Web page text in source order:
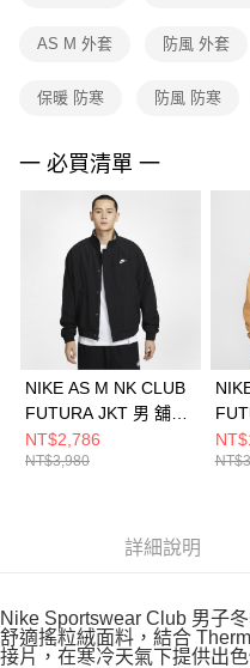
１．透過由恩沛科技股份有限公
權轉讓予恩沛科技股份有限公司。
３．未成年的使用者請事先徵得
「AFTEE先享後付」，若未經同
４．使用「AFTEE先享後付」時
時審查核予不同之上限額度；若
請求用戶進行身份認證。
５．嚴禁一人註冊多個帳號或使
恩沛科技股份有限公司將有權停
AS M 外套 防風 外套
保暖 防寒 防風 防寒
一 必買清單 一
NIKE AS M NK CLUB
FUTURA JKT 男 舖棉
外套 FZ0657010
NT$2,786
NT$3,980
外
詳細說明
Nike Sportswear Club 男子
舒適搖粒絨面料，結合
接片，在寒冷天氣下提供出